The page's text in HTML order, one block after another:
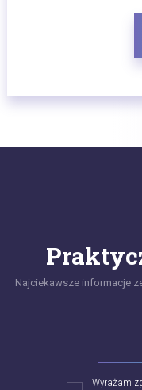
Najciekawsze informacje
Wyrażam